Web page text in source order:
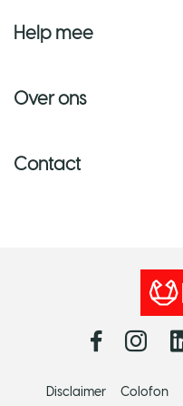
Help mee
Over ons
Contact
Disclaimer Colofon